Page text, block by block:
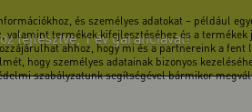
és személyes adatokat – például
termékek kifejlesztéséhez és a
ahhoz, hogy mi és a partnereink a
hogy személyes adatainak bizonyos
szabályzatunk segítségével bármikor
fejlesztve, 1 év garanciával!